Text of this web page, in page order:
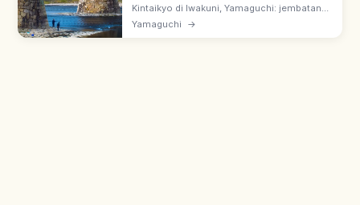
Pemandangan & Akses
Kintaikyo di Iwakuni, Yamaguchi: jembatan
kayu 193,3 m di Sungai Nishiki, '3 Jembatan
Terkenal Jepang'. Dibangun 1673 oleh
Yamaguchi →